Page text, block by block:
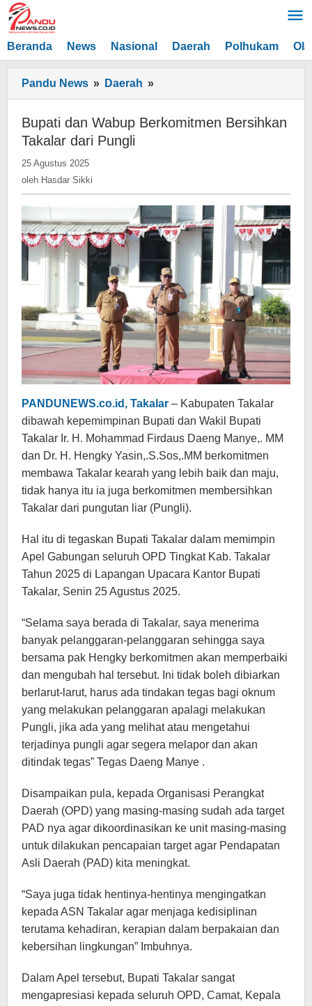
Lewati
ke
konten
Beranda News Nasional Daerah Polhukam
Pandu News » Daerah »
dan
Wabup
Bupati dan Wabup Berkomitmen Bersihkan
Takalar dari Pungli
25 Agustus 2025
oleh Hasdar Sikki
PANDUNEWS.co.id, Takalar – Kabupaten Takalar
dibawah kepemimpinan Bupati dan Wakil Bupati
Takalar Ir. H. Mohammad Firdaus Daeng Manye,. MM
dan Dr. H. Hengky Yasin,.S.Sos,.MM berkomitmen
membawa Takalar kearah yang lebih baik dan maju,
tidak hanya itu ia juga berkomitmen membersihkan
Takalar dari pungutan liar (Pungli).
Hal itu di tegaskan Bupati Takalar dalam memimpin
Apel Gabungan seluruh OPD Tingkat Kab. Takalar
Tahun 2025 di Lapangan Upacara Kantor Bupati
Takalar, Senin 25 Agustus 2025.
“Selama saya berada di Takalar, saya menerima
banyak pelanggaran-pelanggaran sehingga saya
bersama pak Hengky berkomitmen akan memperbaiki
dan mengubah hal tersebut. Ini tidak boleh dibiarkan
berlarut-larut, harus ada tindakan tegas bagi oknum
yang melakukan pelanggaran apalagi melakukan
Pungli, jika ada yang melihat atau mengetahui
terjadinya pungli agar segera melapor dan akan
ditindak tegas” Tegas Daeng Manye .
Disampaikan pula, kepada Organisasi Perangkat
Daerah (OPD) yang masing-masing sudah ada target
PAD nya agar dikoordinasikan ke unit masing-masing
untuk dilakukan pencapaian target agar Pendapatan
Asli Daerah (PAD) kita meningkat.
“Saya juga tidak hentinya-hentinya mengingatkan
kepada ASN Takalar agar menjaga kedisiplinan
terutama kehadiran, kerapian dalam berpakaian dan
kebersihan lingkungan” Imbuhnya.
Dalam Apel tersebut, Bupati Takalar sangat
mengapresiasi kepada seluruh OPD, Camat, Kepala